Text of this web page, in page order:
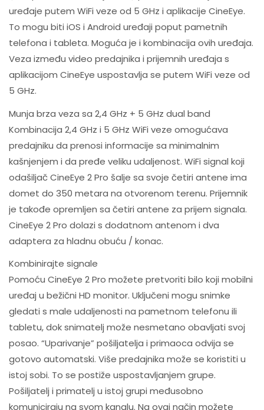
uređaje putem WiFi veze od 5 GHz i aplikacije CineEye.
To mogu biti iOS i Android uređaji poput pametnih
telefona i tableta. Moguća je i kombinacija ovih uređaja.
Veza između video predajnika i prijemnih uređaja s
aplikacijom CineEye uspostavlja se putem WiFi veze od
5 GHz.
Munja brza veza sa 2,4 GHz + 5 GHz dual band
Kombinacija 2,4 GHz i 5 GHz WiFi veze omogućava
predajniku da prenosi informacije sa minimalnim
kašnjenjem i da pređe veliku udaljenost. WiFi signal koji
odašiljač CineEye 2 Pro šalje sa svoje četiri antene ima
domet do 350 metara na otvorenom terenu. Prijemnik
je takođe opremljen sa četiri antene za prijem signala.
CineEye 2 Pro dolazi s dodatnom antenom i dva
adaptera za hladnu obuću / konac.
Kombinirajte signale
Pomoću CineEye 2 Pro možete pretvoriti bilo koji mobilni
uređaj u bežični HD monitor. Uključeni mogu snimke
gledati s male udaljenosti na pametnom telefonu ili
tabletu, dok snimatelj može nesmetano obavljati svoj
posao. “Uparivanje” pošiljatelja i primaoca odvija se
gotovo automatski. Više predajnika može se koristiti u
istoj sobi. To se postiže uspostavljanjem grupe.
Pošiljatelj i primatelj u istoj grupi međusobno
komuniciraju na svom kanalu. Na ovaj način možete